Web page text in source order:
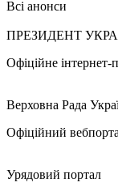
Всі анонси
ПРЕЗИДЕНТ
Офіційне інтернет-
Верховна Рада
Офіційний
Урядовий портал